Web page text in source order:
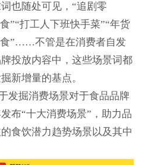
也随处可见，“追剧零
”“打工人下班快手菜”“年货
食”……不管是在消费者自发
投放内容中，这些场景词都
新增量的基点。
发掘消费场景对于食品品牌
布“十大消费场景”，助力品
食饮潜力趋势场景以及其中